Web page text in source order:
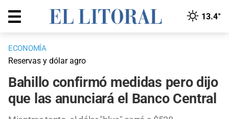
13.4°
ECONOMÍA
Reservas y dólar agro
Bahillo confirmó medidas pero dijo
que las anunciará el Banco Central